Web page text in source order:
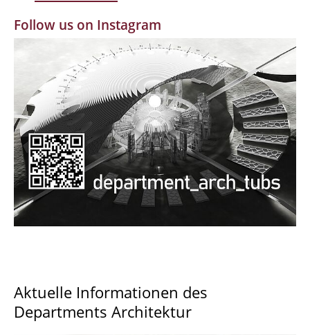
Alumni | cloud club
Documents and Downloads
Follow us on Instagram
Aktuelle Informationen des
Departments Architektur